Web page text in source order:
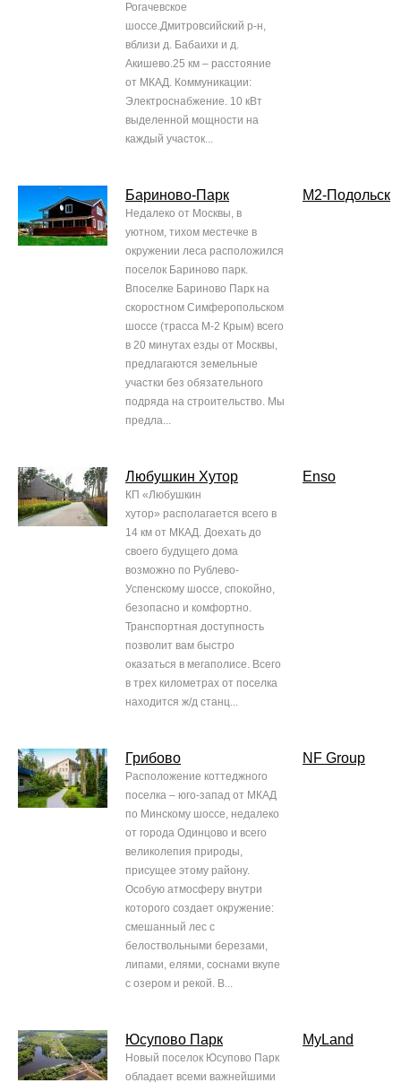
Рогачевское
шоссе.Дмитровсийский р-н,
вблизи д. Бабаихи и д.
Акишево.25 км – расстояние
от МКАД. Коммуникации:
Электроснабжение. 10 кВт
выделенной мощности на
каждый участок...
Бариново-Парк
Недалеко от Москвы, в
уютном, тихом местечке в
окружении леса расположился
поселок Бариново парк.
Впоселке Бариново Парк на
скоростном Симферопольском
шоссе (трасса М-2 Крым) всего
в 20 минутах езды от Москвы,
предлагаются земельные
участки без обязательного
подряда на строительство. Мы
предла...
М2-Подольск
Любушкин Хутор
КП «Любушкин
хутор» располагается всего в
14 км от МКАД. Доехать до
своего будущего дома
возможно по Рублево-
Успенскому шоссе, спокойно,
безопасно и комфортно.
Транспортная доступность
позволит вам быстро
оказаться в мегаполисе. Всего
в трех километрах от поселка
находится ж/д станц...
Enso
Грибово
Расположение коттеджного
поселка – юго-запад от МКАД
по Минскому шоссе, недалеко
от города Одинцово и всего
великолепия природы,
присущее этому району.
Особую атмосферу внутри
которого создает окружение:
смешанный лес с
белоствольными березами,
липами, елями, соснами вкупе
с озером и рекой. В...
NF Group
Юсупово Парк
Новый поселок Юсупово Парк
обладает всеми важнейшими
MyLand